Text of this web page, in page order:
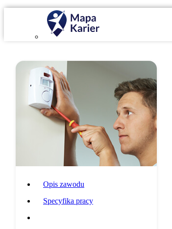
Opis zawodu
Specyfika pracy